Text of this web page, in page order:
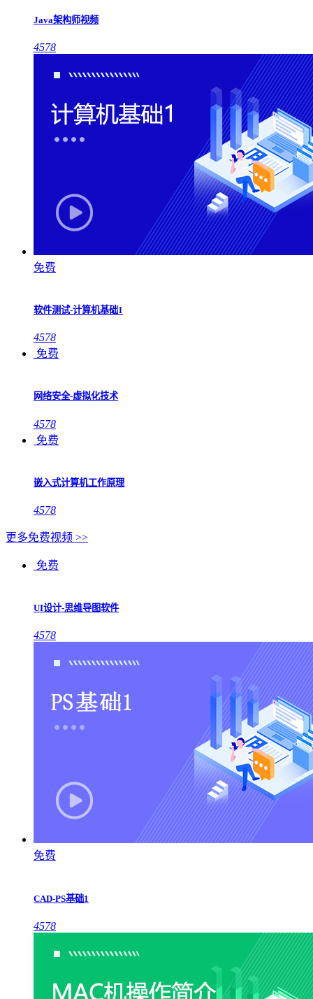
Java架构师视频
4578
免费
软件测试-计算机基础1
4578
免费
网络安全-虚拟化技术
4578
免费
嵌入式计算机工作原理
4578
更多免费视频 >>
免费
UI设计-思维导图软件
4578
免费
CAD-PS基础1
4578